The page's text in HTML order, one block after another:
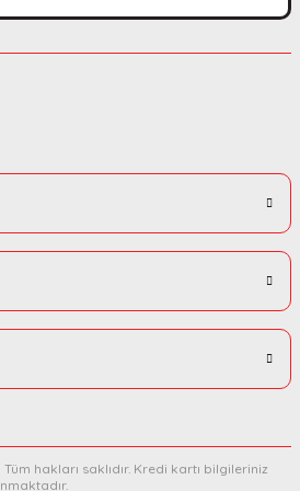
hakları saklıdır. Kredi kartı bilgileriniz